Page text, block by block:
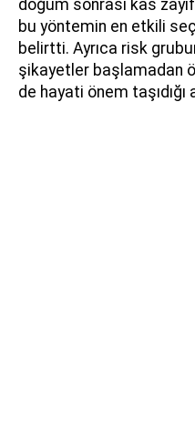
doğum sonrası kas
bu yöntemin en etkili
belirtti. Ayrıca risk
şikayetler başlamadan
de hayati önem taşıdığı